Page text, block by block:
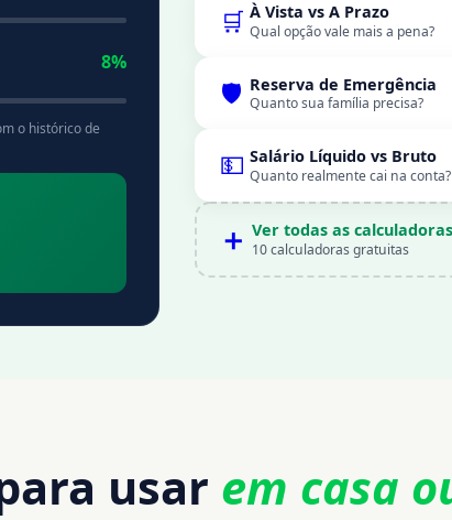
8%
o histórico de
🛒 À Vista vs A Prazo
Qual opção vale mais a pena?
🛡️ Reserva de Emergência
Quanto sua família precisa?
💵 Salário Líquido vs Bruto
Quanto realmente cai na conta?
➕ Ver todas as calculadoras
10 calculadoras gratuitas
usar em casa